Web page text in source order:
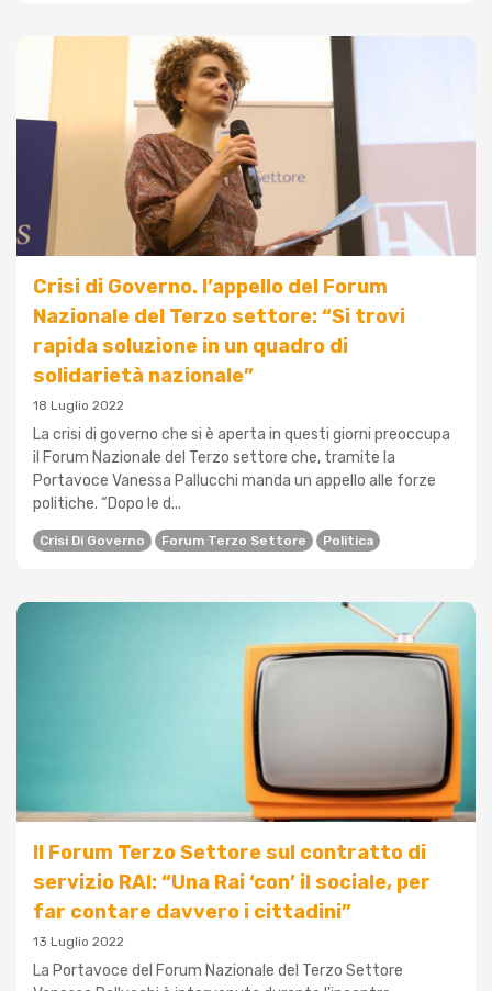
Crisi di Governo. l’appello del Forum
Nazionale del Terzo settore: “Si trovi
rapida soluzione in un quadro di
solidarietà nazionale”
18 Luglio 2022
La crisi di governo che si è aperta in questi giorni preoccupa
il Forum Nazionale del Terzo settore che, tramite la
Portavoce Vanessa Pallucchi manda un appello alle forze
politiche. “Dopo le d...
Crisi Di Governo Forum Terzo Settore Politica
Il Forum Terzo Settore sul contratto di
servizio RAI: “Una Rai ‘con’ il sociale, per
far contare davvero i cittadini”
13 Luglio 2022
La Portavoce del Forum Nazionale del Terzo Settore